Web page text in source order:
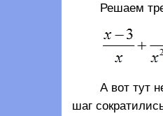
Решаем
А вот тут
шаг